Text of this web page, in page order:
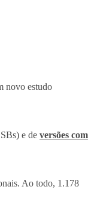
novo estudo
e de versões com
Ao todo, 1.178